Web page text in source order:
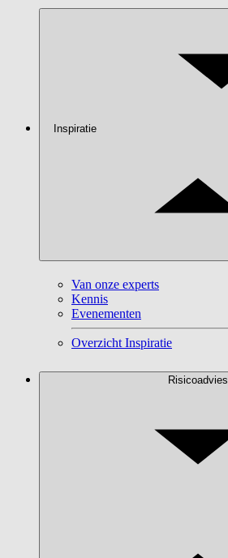
Inspiratie
Van onze experts
Kennis
Evenementen
Overzicht Inspiratie
Risicoadvies